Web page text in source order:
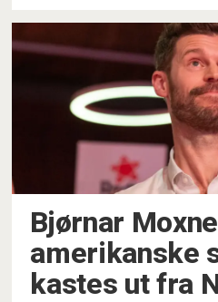
Bjørnar
amerikanske
kastes ut fra